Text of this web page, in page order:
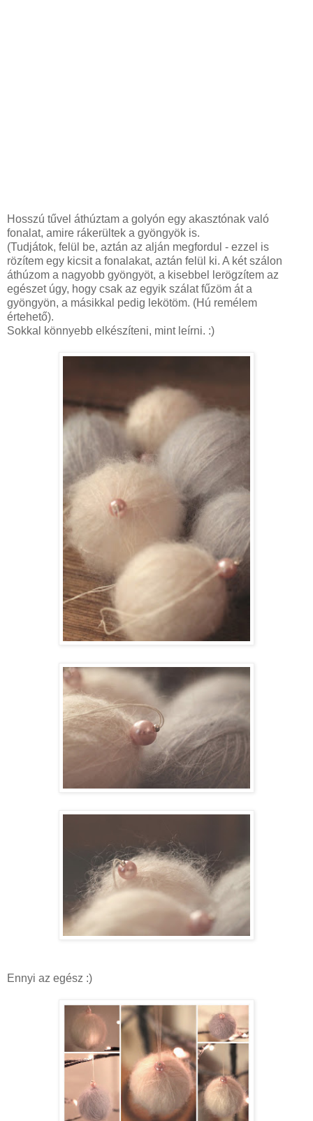
Hosszú tűvel áthúztam a golyón egy akasztónak való
fonalat, amire rákerültek a gyöngyök is.
(Tudjátok, felül be, aztán az alján megfordul - ezzel is
rözítem egy kicsit a fonalakat, aztán felül ki. A két szálon
áthúzom a nagyobb gyöngyöt, a kisebbel lerögzítem az
egészet úgy, hogy csak az egyik szálat fűzöm át a
gyöngyön, a másikkal pedig lekötöm. (Hú remélem
értehető).
Sokkal könnyebb elkészíteni, mint leírni. :)
Ennyi az egész :)